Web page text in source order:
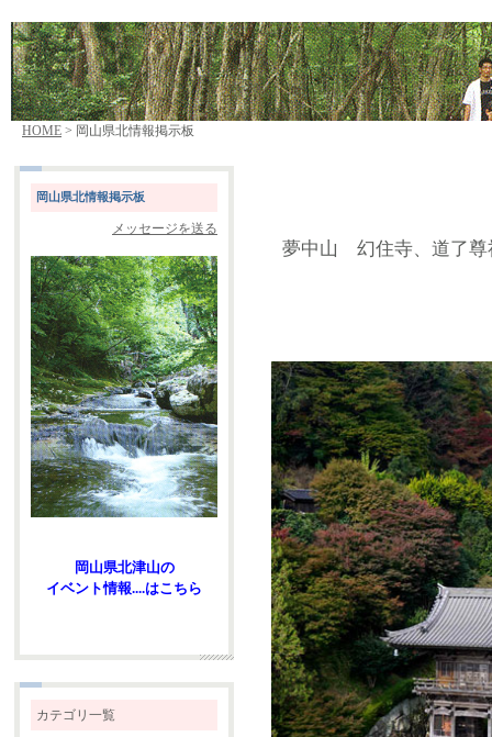
HOME > 岡山県北情報掲示板
岡山県北情報掲示板
メッセージを送る
岡山県北津山の
イベント情報....はこちら
カテゴリ一覧
夢中山 幻住寺、道了